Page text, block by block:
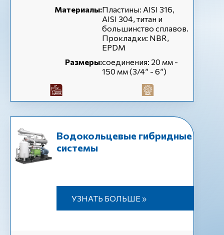
Материалы:Пластины: AISI 316,
AISI 304, титан и
большинство сплавов.
Прокладки: NBR,
EPDM
Размеры:соединения: 20 мм -
150 мм (3/4” - 6”)
Водокольцевые гибридные
системы
УЗНАТЬ БОЛЬШЕ »